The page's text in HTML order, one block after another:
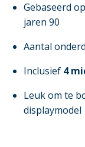
Gebaseerd
jaren 90
Aantal
Inclusief 4
Leuk om te
displaymodel